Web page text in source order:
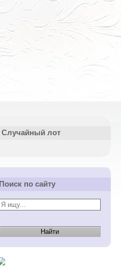
Случайный лот
Поиск по сайту